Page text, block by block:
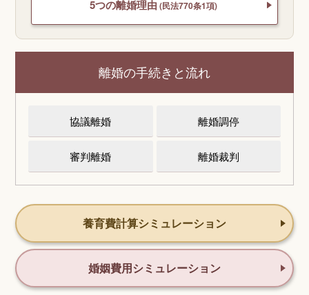
5つの離婚理由 (民法770条1項)
離婚の手続きと流れ
協議離婚 離婚調停
審判離婚 離婚裁判
養育費計算シミュレーション
婚姻費用シミュレーション